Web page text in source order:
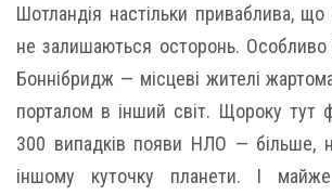
Шотландія настільки приваблива, що
не залишаються осторонь. Особливо
Боннібридж — місцеві жителі
порталом в інший світ. Щороку тут
300 випадків появи НЛО — більше,
іншому куточку планети. І